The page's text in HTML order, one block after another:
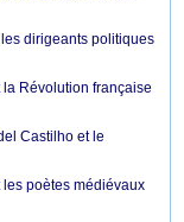
dirigeants politiques
la Révolution française
Castilho et le
poètes médiévaux